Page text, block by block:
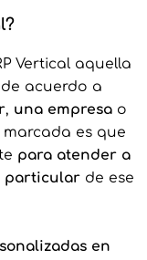
Vertical aquella
acuerdo a
, una empresao
es que
para atender a
particularde ese
en